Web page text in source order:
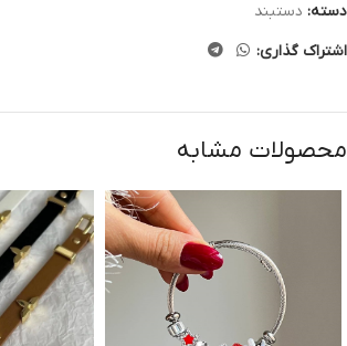
دسته: دستبند
اشتراک گذاری:
محصولات مشابه